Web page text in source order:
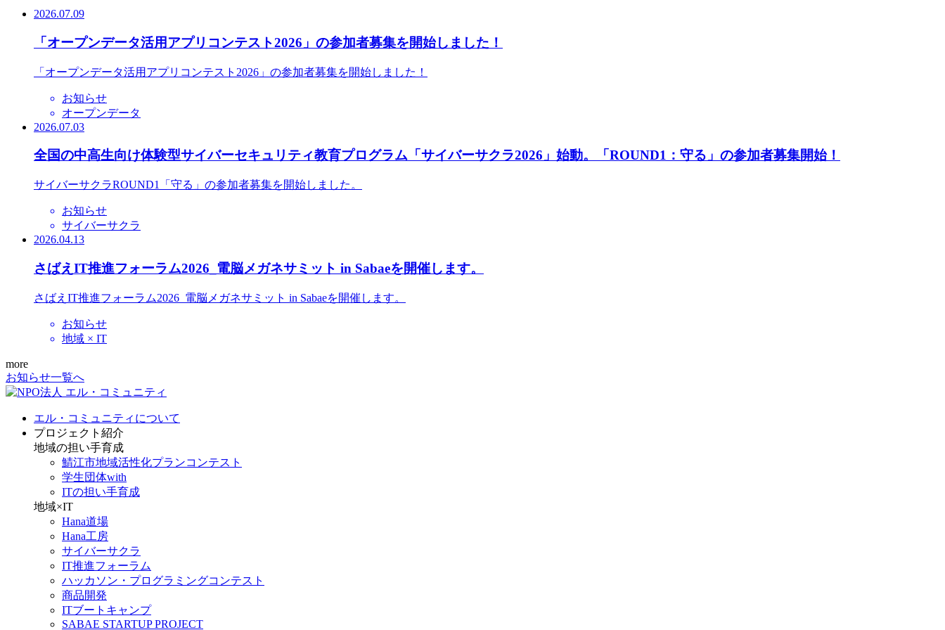
2026.07.09
「オープンデータ活用アプリコンテスト2026」の参加者募集を開始しました！
「オープンデータ活用アプリコンテスト2026」の参加者募集を開始しました！
お知らせ
オープンデータ
2026.07.03
全国の中高生向け体験型サイバーセキュリティ教育プログラム「サイバーサクラ2026」始動。「ROUND1：守る」の参加者募集開始！
サイバーサクラROUND1「守る」の参加者募集を開始しました。
お知らせ
サイバーサクラ
2026.04.13
さばえIT推進フォーラム2026_電脳メガネサミット in Sabaeを開催します。
さばえIT推進フォーラム2026_電脳メガネサミット in Sabaeを開催します。
お知らせ
地域 × IT
more
お知らせ一覧へ
エル・コミュニティについて
プロジェクト紹介
地域の担い手育成
鯖江市地域活性化プランコンテスト
学生団体with
ITの担い手育成
地域×IT
Hana道場
Hana工房
サイバーサクラ
IT推進フォーラム
ハッカソン・プログラミングコンテスト
商品開発
ITブートキャンプ
SABAE STARTUP PROJECT